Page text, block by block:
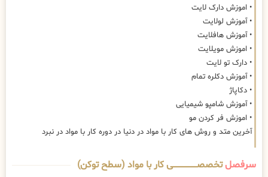
• اموزش دارک لایت
• آموزش لولایت
• آموزش هافلایت
• اموزش مویلایت
• دارک تو لایت
• آموزش دکلره تمام
• دکاپاژ
• آموزش شامپو شیمیایی
• اموزش فر کردن مو
آخرین متد و روش های کار با مواد در دنیا در دوره کار با مواد در نبرد
سرفصلتخصصــــــــــــــــــــی کار با مواد (سطح توکن)